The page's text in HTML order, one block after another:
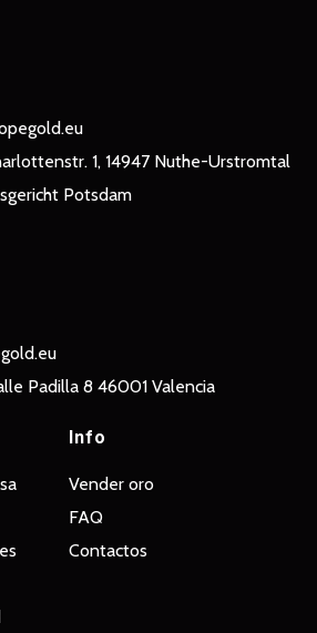
Info
Vender oro
FAQ
Contactos
1, 14947 Nuthe-Urstromtal
Potsdam
Padilla 8 46001 Valencia